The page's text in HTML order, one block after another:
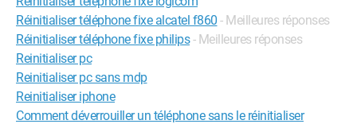
Configuration: Windows 7
Réinitialiser téléphone fixe alcatel f860 - Meilleures réponses
Réinitialiser téléphone fixe philips - Meilleures réponses
Reinitialiser pc
Reinitialiser pc sans mdp
Reinitialiser iphone
Comment déverrouiller un téléphone sans le réinitialiser